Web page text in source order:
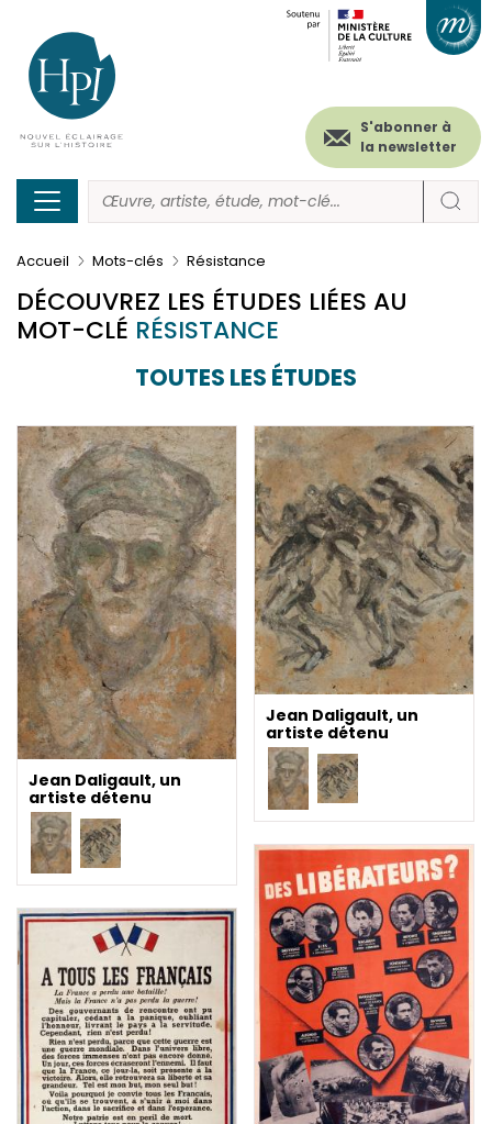
contenu
principal
Menu
secondaire
(header)
S'abonner à
la newsletter
Accueil Mots-clés Résistance
DÉCOUVREZ LES ÉTUDES LIÉES AU
MOT-CLÉ RÉSISTANCE
TOUTES LES ÉTUDES
Jean Daligault, un
artiste détenu
Jean Daligault, un
artiste détenu